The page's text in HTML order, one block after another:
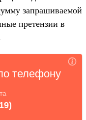
запрашиваемой
претензии в